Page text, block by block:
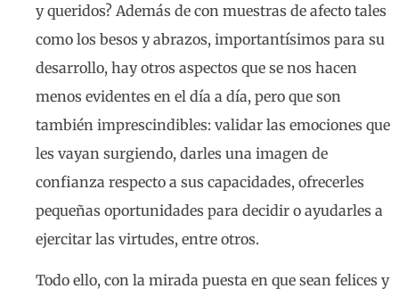
y queridos? Además de con muestras de afecto tales
como los besos y abrazos, importantísimos para su
desarrollo, hay otros aspectos que se nos hacen
menos evidentes en el día a día, pero que son
también imprescindibles: validar las emociones que
les vayan surgiendo, darles una imagen de
confianza respecto a sus capacidades, ofrecerles
pequeñas oportunidades para decidir o ayudarles a
ejercitar las virtudes, entre otros.
Todo ello, con la mirada puesta en que sean felices y